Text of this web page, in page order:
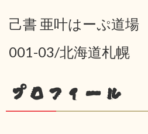
己書 亜叶はーぷ道場
001-03/北海道札幌
プロフィール